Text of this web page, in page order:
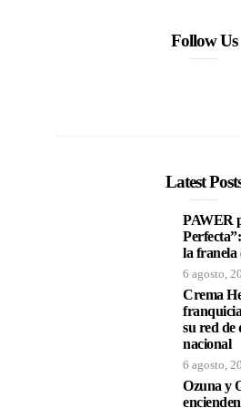
Follow Us
Latest
PAWER
la franela
6 agosto,
Crema
su red de
nacional
6 agosto,
Ozuna y